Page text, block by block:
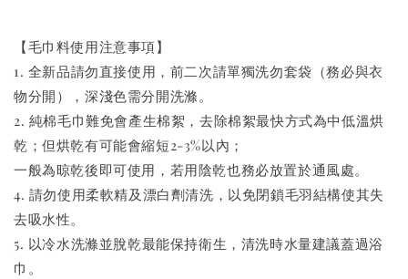
【毛巾料使用注意事項】
1. 全新品請勿直接使用，前二次請單獨洗勿套袋（務必與衣
物分開），深淺色需分開洗滌。
2. 純棉毛巾難免會產生棉絮，去除棉絮最快方式為中低溫烘
乾；但烘乾有可能會縮短2-3%以內；
一般為晾乾後即可使用，若用陰乾也務必放置於通風處。
4. 請勿使用柔軟精及漂白劑清洗，以免閉鎖毛羽結構使其失
去吸水性。
5. 以冷水洗滌並脫乾最能保持衛生，清洗時水量建議蓋過浴
巾。